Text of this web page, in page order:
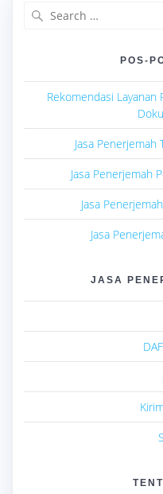
POS-
Rekomendasi
Jasa
Jasa Penerjemah
Jasa
Jasa
JASA